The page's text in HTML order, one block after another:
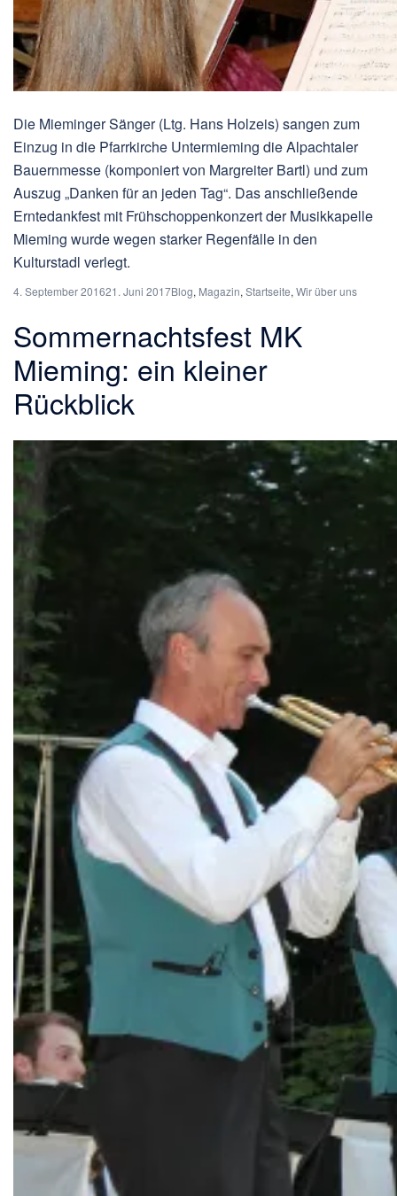
Die Mieminger Sänger (Ltg. Hans Holzeis) sangen zum
Einzug in die Pfarrkirche Untermieming die Alpachtaler
Bauernmesse (komponiert von Margreiter Bartl) und zum
Auszug „Danken für an jeden Tag“. Das anschließende
Erntedankfest mit Frühschoppenkonzert der Musikkapelle
Mieming wurde wegen starker Regenfälle in den
Kulturstadl verlegt.
4. September 201621. Juni 2017Blog, Magazin, Startseite, Wir über uns
Sommernachtsfest MK
Mieming: ein kleiner
Rückblick